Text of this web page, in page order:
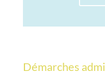
Démarches